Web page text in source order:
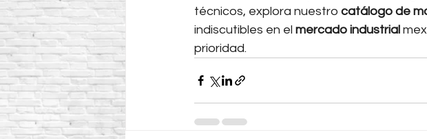
técnicos, explora nuestro catálogo de
indiscutibles en el mercado industrial
prioridad.